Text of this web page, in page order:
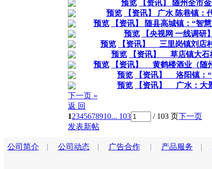
预览
【资讯】 随州全市
预览
【资讯】 广水 陈巷镇
预览
【资讯】 随县高城镇：“智
预览
【央视网 一线调研
预览
【资讯】 三里岗镇刘店
预览
【资讯】 草店镇大
预览
【资讯】 黄鹤楼酒业（随
预览
【资讯】 洛阳镇：
预览
【资讯】 广水：大
下一页 »
返 回
12345678910... 103 / 103 页下一页
发表新帖
公司简介 | 公司动态| 广告合作| 产品服务 |